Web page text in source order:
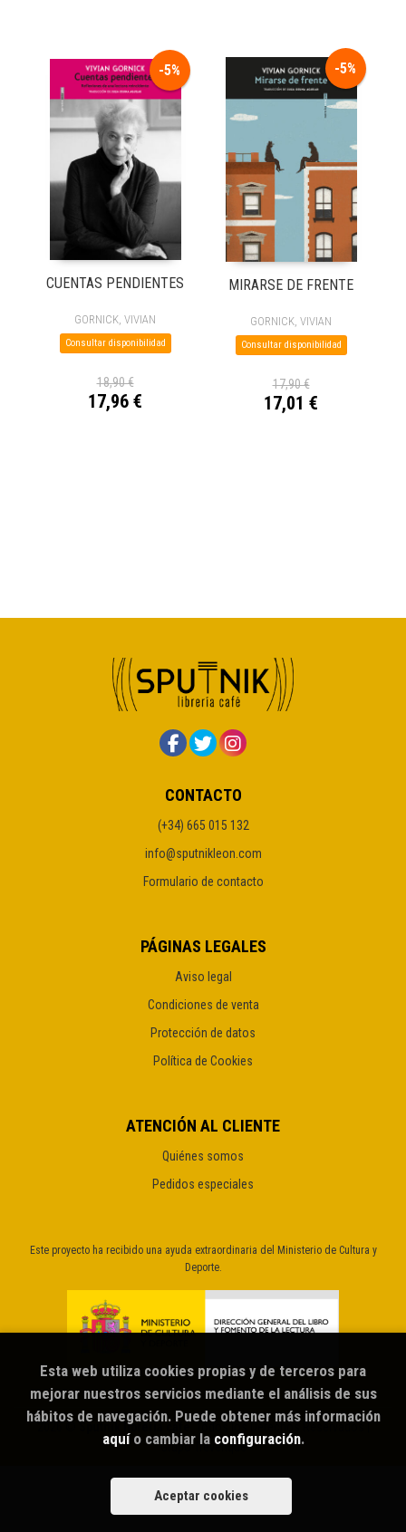
-5%
CUENTAS PENDIENTES
GORNICK, VIVIAN
Consultar disponibilidad
18,90 €
17,96 €
-5%
MIRARSE DE FRENTE
GORNICK, VIVIAN
Consultar disponibilidad
17,90 €
17,01 €
CONTACTO
(+34) 665 015 132
info@sputnikleon.com
Formulario de contacto
PÁGINAS LEGALES
Aviso legal
Condiciones de venta
Protección de datos
Política de Cookies
ATENCIÓN AL CLIENTE
Quiénes somos
Pedidos especiales
Este proyecto ha recibido una ayuda extraordinaria del Ministerio de Cultura y
Deporte.
Sputnik librería café
Grupo Trevenque
Esta web utiliza cookies propias y de terceros para
mejorar nuestros servicios mediante el análisis de sus
hábitos de navegación. Puede obtener más información
aquío cambiar la configuración.
Aceptar cookies